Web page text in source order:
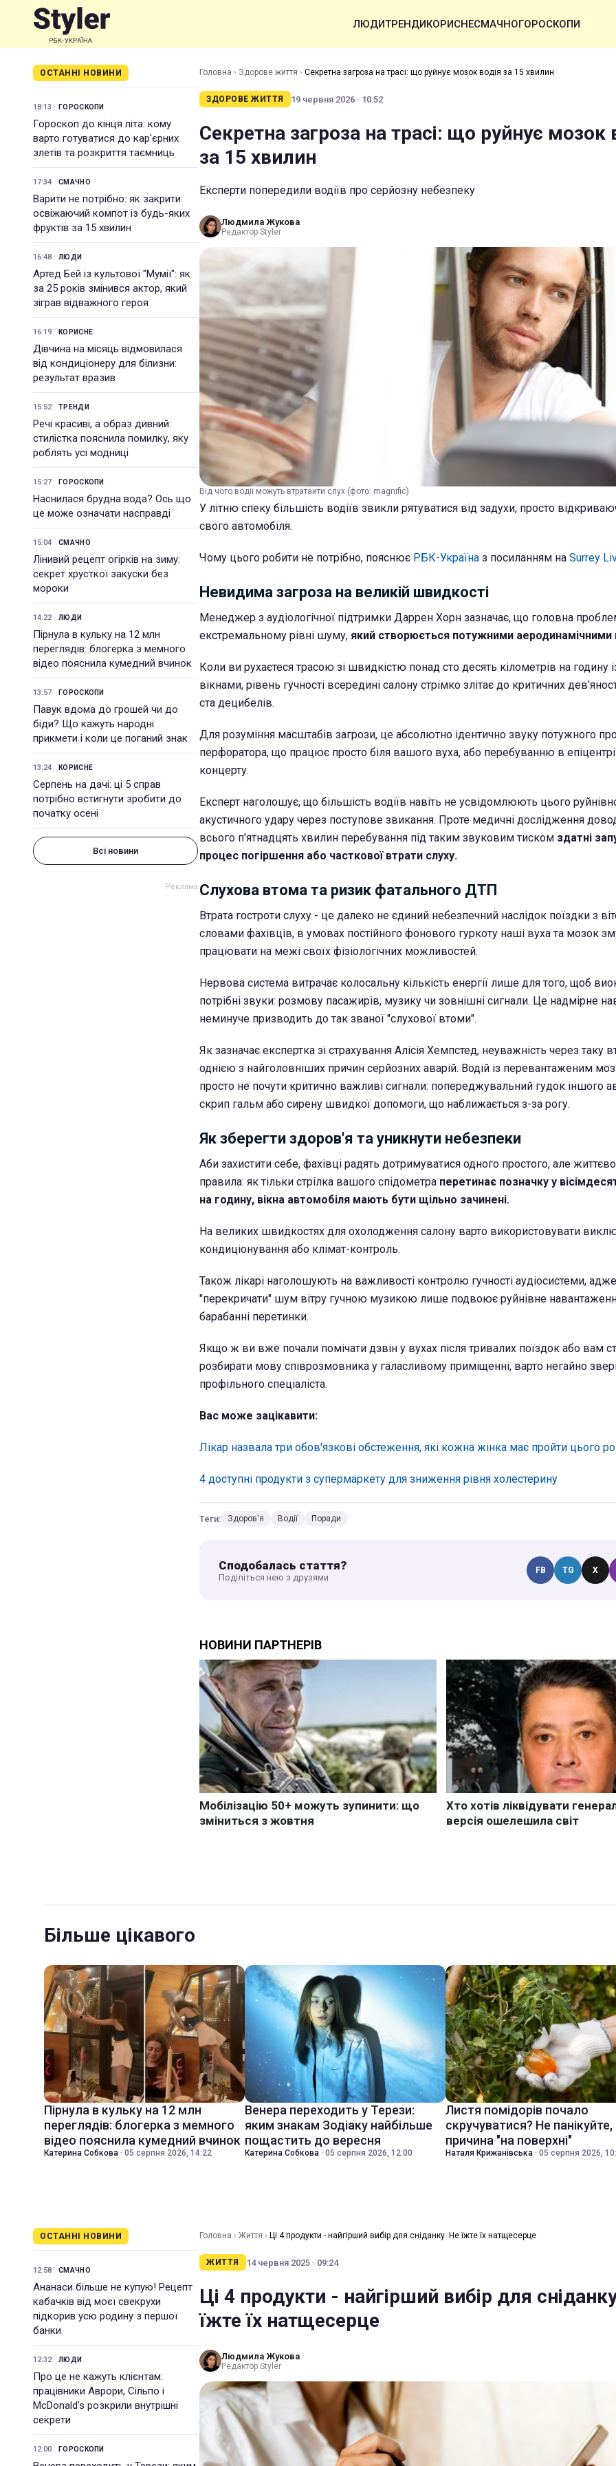
ЛЮДИТРЕНДИКОРИСНЕСМАЧНОГОРОСКОПИ
ОСТАННІ НОВИНИ
18:13 ГОРОСКОПИ
Гороскоп до кінця літа: кому
варто готуватися до кар'єрних
злетів та розкриття таємниць
17:34 СМАЧНО
Варити не потрібно: як закрити
освіжаючий компот із будь-яких
фруктів за 15 хвилин
16:48 ЛЮДИ
Артед Бей із культової "Мумії": як
за 25 років змінився актор, який
зіграв відважного героя
16:19 КОРИСНЕ
Дівчина на місяць відмовилася
від кондиціонеру для білизни:
результат вразив
15:52 ТРЕНДИ
Речі красиві, а образ дивний:
стилістка пояснила помилку, яку
роблять усі модниці
15:27 ГОРОСКОПИ
Наснилася брудна вода? Ось що
це може означати насправді
15:04 СМАЧНО
Лінивий рецепт огірків на зиму:
секрет хрусткої закуски без
мороки
14:22 ЛЮДИ
Пірнула в кульку на 12 млн
переглядів: блогерка з мемного
відео пояснила кумедний вчинок
13:57 ГОРОСКОПИ
Павук вдома до грошей чи до
біди? Що кажуть народні
прикмети і коли це поганий знак
13:24 КОРИСНЕ
Серпень на дачі: ці 5 справ
потрібно встигнути зробити до
початку осені
Всі новини
Головна › Здорове життя › Секретна загроза на трасі: що руйнує мозок водія за 15 хвилин
ЗДОРОВЕ ЖИТТЯ 19 червня 2026 · 10:52
Секретна загроза на трасі: що руйнує мозок
за 15 хвилин
Експерти попередили водіїв про серйозну небезпеку
Людмила Жукова
Редактор Styler
Від чого водії можуть втратаити слух (фото: magnific)
У літню спеку більшість водіїв звикли рятуватися від задухи, просто
свого автомобіля.
Чому цього робити не потрібно, пояснює РБК-Україна з посиланням на Surrey
Невидима загроза на великій швидкості
Менеджер з аудіологічної підтримки Даррен Хорн зазначає, що головна
екстремальному рівні шуму, який створюється потужними аеродинамічними
Коли ви рухаєтеся трасою зі швидкістю понад сто десять кілометрів на годину
вікнами, рівень гучності всередині салону стрімко злітає до критичних
ста децибелів.
Для розуміння масштабів загрози, це абсолютно ідентично звуку потужного
перфоратора, що працює просто біля вашого вуха, або перебуванню в
концерту.
Експерт наголошує, що більшість водіїв навіть не усвідомлюють цього
акустичного удару через поступове звикання. Проте медичні дослідження
всього п'ятнадцять хвилин перебування під таким звуковим тиском здатні
процес погіршення або часткової втрати слуху.
Слухова втома та ризик фатального ДТП
Втрата гостроти слуху - це далеко не єдиний небезпечний наслідок поїздки з
словами фахівців, в умовах постійного фонового гуркоту наші вуха та мозок
працювати на межі своїх фізіологічних можливостей.
Нервова система витрачає колосальну кількість енергії лише для того, щоб
потрібні звуки: розмову пасажирів, музику чи зовнішні сигнали. Це надмірне
неминуче призводить до так званої "слухової втоми".
Як зазначає експертка зі страхування Алісія Хемпстед, неуважність через таку
однією з найголовніших причин серйозних аварій. Водій із перевантаженим
просто не почути критично важливі сигнали: попереджувальний гудок іншого
скрип гальм або сирену швидкої допомоги, що наближається з-за рогу.
Як зберегти здоров'я та уникнути небезпеки
Аби захистити себе, фахівці радять дотримуватися одного простого, але
правила: як тільки стрілка вашого спідометра перетинає позначку у
на годину, вікна автомобіля мають бути щільно зачинені.
На великих швидкостях для охолодження салону варто використовувати
кондиціонування або клімат-контроль.
Також лікарі наголошують на важливості контролю гучності аудіосистеми,
"перекричати" шум вітру гучною музикою лише подвоює руйнівне
барабанні перетинки.
Якщо ж ви вже почали помічати дзвін у вухах після тривалих поїздок або вам
розбирати мову співрозмовника у галасливому приміщенні, варто негайно
профільного спеціаліста.
Вас може зацікавити:
Лікар назвала три обов'язкові обстеження, які кожна жінка має пройти цього
4 доступні продукти з супермаркету для зниження рівня холестерину
Теги: Здоров'я Водії Поради
Сподобалась стаття?
Поділіться нею з друзями
FB TG X
Більше цікавого
Пірнула в кульку на 12 млн
переглядів: блогерка з мемного
відео пояснила кумедний вчинок
Катерина Собкова · 05 серпня 2026, 14:22
Венера переходить у Терези:
яким знакам Зодіаку найбільше
пощастить до вересня
Катерина Собкова · 05 серпня 2026, 12:00
Листя помідорів почало
скручуватися? Не панікуйте,
причина "на поверхні"
Наталя Крижанівська · 05 серпня 2026,
ОСТАННІ НОВИНИ
12:58 СМАЧНО
Ананаси більше не купую! Рецепт
кабачків від моєї свекрухи
підкорив усю родину з першої
банки
12:32 ЛЮДИ
Про це не кажуть клієнтам:
працівники Аврори, Сільпо і
McDonald's розкрили внутрішні
секрети
12:00 ГОРОСКОПИ
Головна › Життя › Ці 4 продукти - найгірший вибір для сніданку. Не їжте їх натщесерце
ЖИТТЯ 14 червня 2025 · 09:24
Ці 4 продукти - найгірший вибір для
їжте їх натщесерце
Людмила Жукова
Редактор Styler